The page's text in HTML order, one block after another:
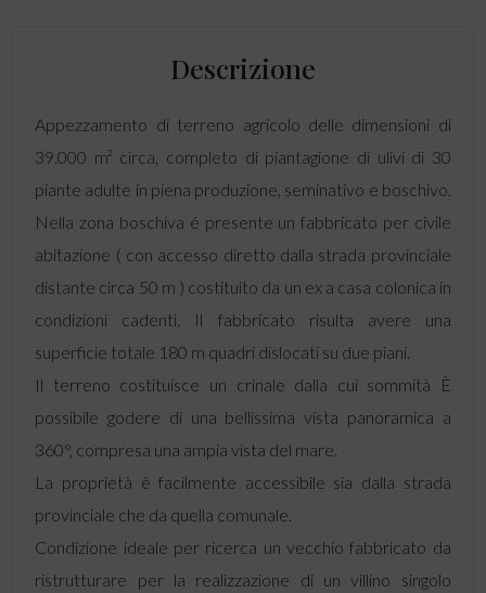
Descrizione
Appezzamento di terreno agricolo delle dimensioni di
39.000 m² circa, completo di piantagione di ulivi di 30
piante adulte in piena produzione, seminativo e boschivo.
Nella zona boschiva é presente un fabbricato per civile
abitazione ( con accesso diretto dalla strada provinciale
distante circa 50 m ) costituito da un ex a casa colonica in
condizioni cadenti. Il fabbricato risulta avere una
superficie totale 180 m quadri dislocati su due piani.
Il terreno costituisce un crinale dalla cui sommità È
possibile godere di una bellissima vista panoramica a
360°, compresa una ampia vista del mare.
La proprietà è facilmente accessibile sia dalla strada
provinciale che da quella comunale.
Condizione ideale per ricerca un vecchio fabbricato da
ristrutturare per la realizzazione di un villino singolo